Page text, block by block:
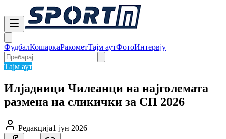
ФудбалКошаркаРакометТајм аутФотоИнтервју
Тајм аут
Илјадници Чилеанци на најголемата
размена на сликички за СП 2026
Редакција1 јун 2026